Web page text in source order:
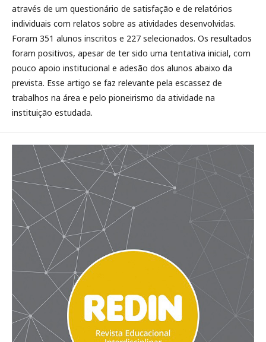
através de um questionário de satisfação e de relatórios
individuais com relatos sobre as atividades desenvolvidas.
Foram 351 alunos inscritos e 227 selecionados. Os resultados
foram positivos, apesar de ter sido uma tentativa inicial, com
pouco apoio institucional e adesão dos alunos abaixo da
prevista. Esse artigo se faz relevante pela escassez de
trabalhos na área e pelo pioneirismo da atividade na
instituição estudada.